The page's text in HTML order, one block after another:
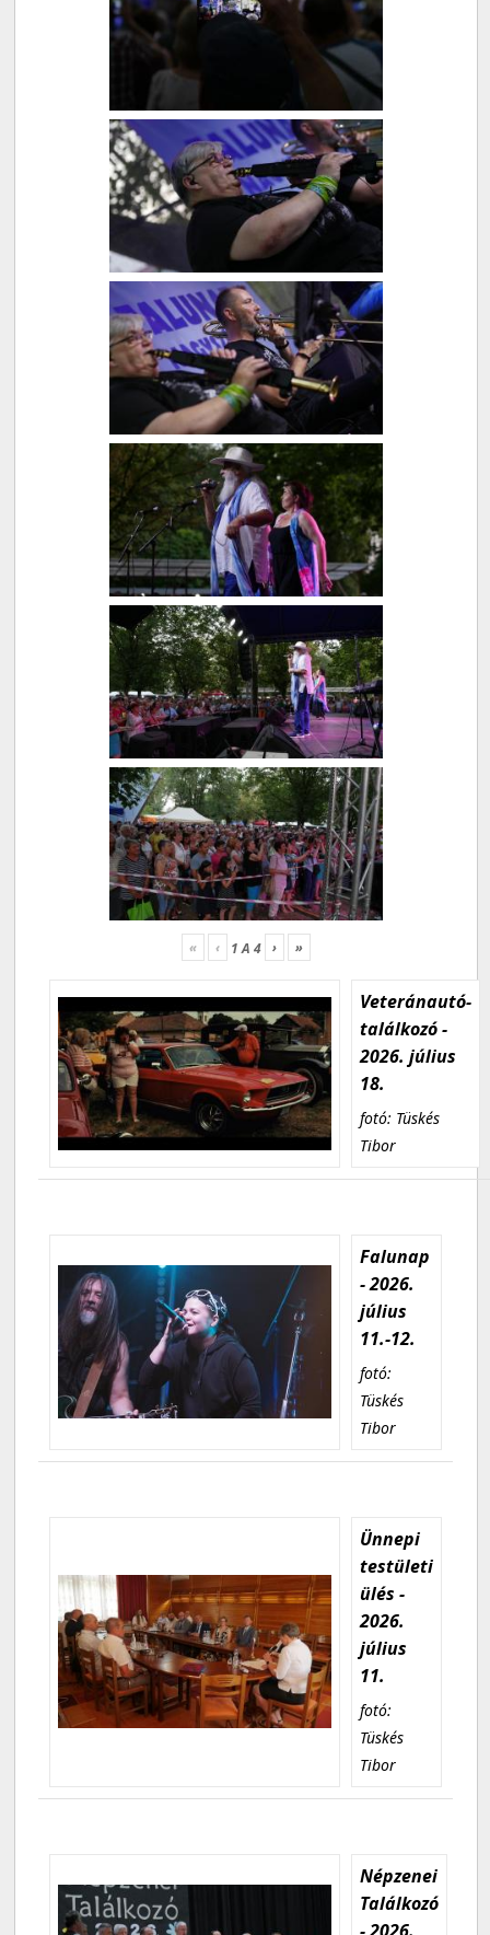
« ‹ 1A 4 › »
Veteránautó-
találkozó -
2026. július
18.
fotó: Tüskés
Tibor
Falunap
- 2026.
július
11.-12.
fotó:
Tüskés
Tibor
Ünnepi
testületi
ülés -
2026.
július
11.
fotó:
Tüskés
Tibor
Népzenei
Találkozó